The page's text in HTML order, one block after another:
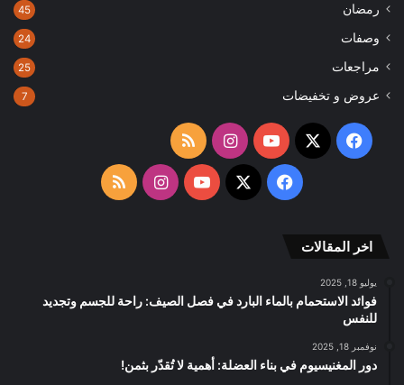
رمضان 45
وصفات 24
مراجعات 25
عروض و تخفيضات 7
فيسبوك
‫X
‫YouTubeانستقرامملخص
الموقع
فيسبوك
‫X
‫YouTubeانستقرامملخص
اخر المقالات
يوليو 18, 2025
فوائد الاستحمام بالماء البارد في فصل الصيف: راحة للجسم وتجديد
للنفس
نوفمبر 18, 2025
دور المغنيسيوم في بناء العضلة: أهمية لا تُقدّر بثمن!